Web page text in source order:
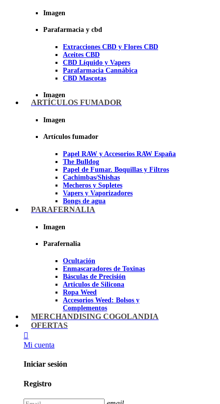
Imagen
Parafarmacia y cbd
Extracciones CBD y Flores CBD
Aceites CBD
CBD Líquido y Vapers
Parafarmacia Cannábica
CBD Mascotas
Imagen
ARTÍCULOS FUMADOR
Imagen
Artículos fumador
Papel RAW y Accesorios RAW España
The Bulldog
Papel de Fumar. Boquillas y Filtros
Cachimbas/Shishas
Mecheros y Sopletes
Vapers y Vaporizadores
Bongs de agua
Bandejas para liar
Ceniceros para Fumadores
Pipas BHO
Dabbers
Imagen
PARAFERNALIA
Imagen
Parafernalia
Ocultación
Enmascaradores de Toxinas
Básculas de Precisión
Articulos de Silicona
Ropa Weed
Accesorios Weed: Bolsos y
Complementos
Cannabuds
Inciensos
MERCHANDISING COGOLANDIA
OFERTAS
Mi cuenta
Iniciar sesión
Registro